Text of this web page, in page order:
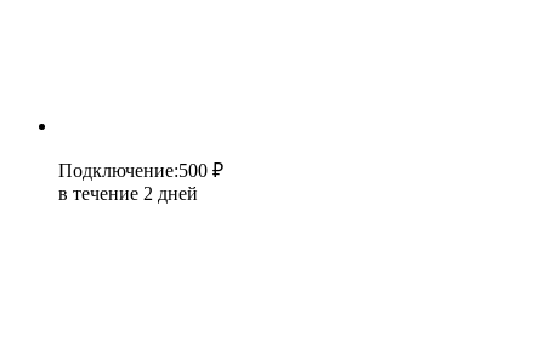
Подключение:500 ₽
в течение 2 дней